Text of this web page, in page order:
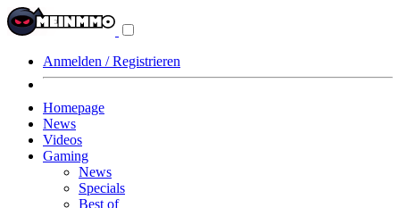
Anmelden / Registrieren
Homepage
News
Videos
Gaming
News
Specials
Best of